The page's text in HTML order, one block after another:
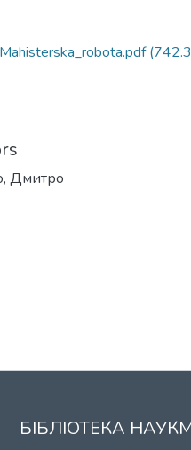
Дмитро
БІБЛІОТЕКА